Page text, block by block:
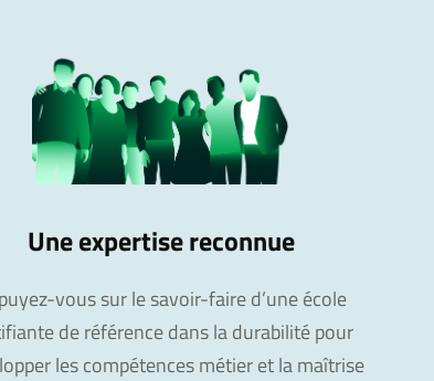
Une expertise reconnue
vous sur le savoir-faire d’une école
de référence dans la durabilité pour
les compétences métier et la maîtrise